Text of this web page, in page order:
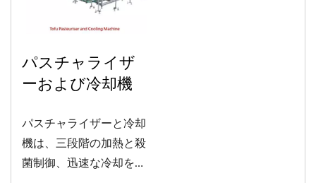
パスチャライザ
ーおよび冷却機
パスチャライザーと冷却
機は、三段階の加熱と殺
菌制御、迅速な冷却を採